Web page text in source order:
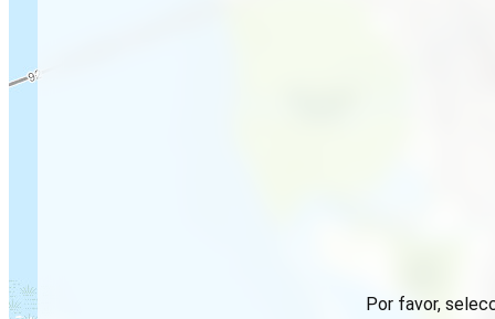
Por favor,